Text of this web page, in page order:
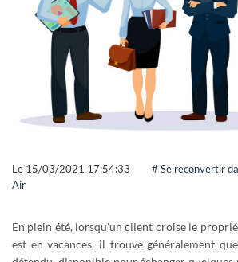
VOTRE COMPTE
Grâce à votre compte GRAVITAO, si
vous pouvez accéder à nos nouveautés
vous pilotez votre recherche 7/7 et 24/
Si vous êtes propriétaire, vous pouvez
de valeur et consulter combien
correspondent à votre établissement !
Un compte client GRAVITAO, c'est un
INFOS
Retrouvez des articles sur l'hôtellerie et le
des webinaires… GRAVITAO vous tient au
du marché.
Le 15/03/2021 17:54:33
# Se reconvertir
Air
En plein été, lorsqu'un client croise le
est en vacances, il trouve généralement